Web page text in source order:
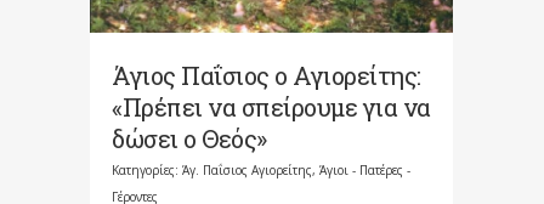
Άγιος Παΐσιος ο Αγιορείτης:
«Πρέπει να σπείρουμε για να
δώσει ο Θεός»
Κατηγορίες: Άγ. Παΐσιος Αγιορείτης, Άγιοι - Πατέρες -
Γέροντες